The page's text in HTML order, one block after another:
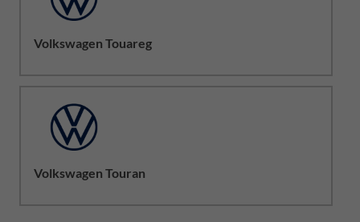
Volkswagen Touareg
Volkswagen Touran